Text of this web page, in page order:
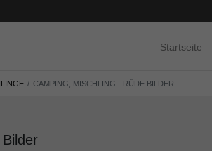
Startseite
CAMPING, MISCHLING - RÜDE BILDER